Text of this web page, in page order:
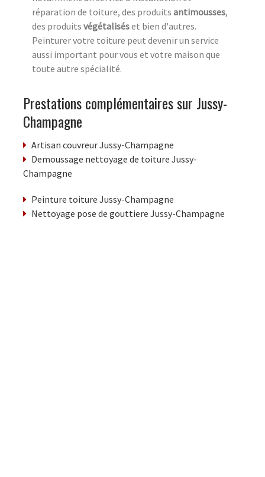
réparation de toiture, des produits antimousses,
des produits végétaliséset bien d'autres.
Peinturer votre toiture peut devenir un service
aussi important pour vous et votre maison que
toute autre spécialité.
Prestations complémentaires sur Jussy-
Champagne
Artisan couvreur Jussy-Champagne
Demoussage nettoyage de toiture Jussy-
Champagne
Peinture toiture Jussy-Champagne
Nettoyage pose de gouttiere Jussy-Champagne